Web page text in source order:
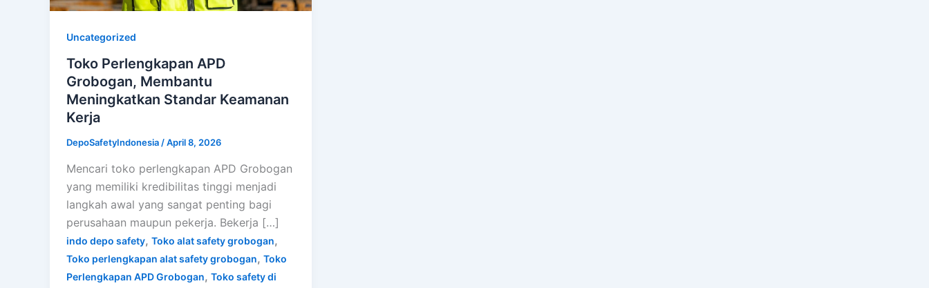
Uncategorized
Toko Perlengkapan APD
Grobogan, Membantu
Meningkatkan Standar Keamanan
Kerja
DepoSafetyIndonesia/April 8, 2026
Mencari toko perlengkapan APD Grobogan
yang memiliki kredibilitas tinggi menjadi
langkah awal yang sangat penting bagi
perusahaan maupun pekerja. Bekerja […]
indo depo safety, Toko alat safety grobogan,
Toko perlengkapan alat safety grobogan, Toko
Perlengkapan APD Grobogan, Toko safety di